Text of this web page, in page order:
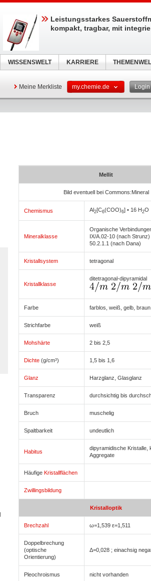
Meine Merkliste my.chemie.de Login
Mellit
Bild eventuell bei Commons:Mineral
Chemismus Al2[C6(COO)6] • 16 H2O
Mineralklasse
Organische
IX/A.02-10 (nach Strunz)
50.2.1.1 (nach Dana)
Kristallsystem tetragonal
Kristallklasse
ditetragonal-dipyramidal
Farbe farblos, weiß, gelb, braun
Strichfarbe weiß
Mohshärte 2 bis 2,5
Dichte (g/cm³) 1,5 bis 1,6
Glanz Harzglanz, Glasglanz
Transparenz durchsichtig bis
Bruch muschelig
Spaltbarkeit undeutlich
Habitus
dipyramidische Kristalle,
Aggregate
Häufige Kristallflächen
Zwillingsbildung
Kristalloptik
Brechzahl ω=1,539 ε=1,511
Doppelbrechung
(optische
Orientierung)
Δ=0,028 ; einachsig
Pleochroismus nicht vorhanden
Leistungsstarkes
kompakt, tragbar, mit
WISSENSWELT KARRIERE